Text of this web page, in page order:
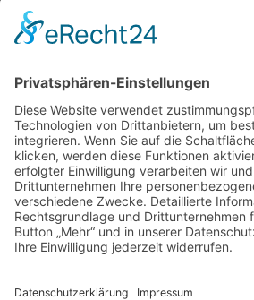
Kosten im Überblick
AGB Nutzer
Gutachter suchen
Gutachter Blog
Auftragsbörse
Anfrage
Presse
Partner: Der DGuSV
Infos für Suchende